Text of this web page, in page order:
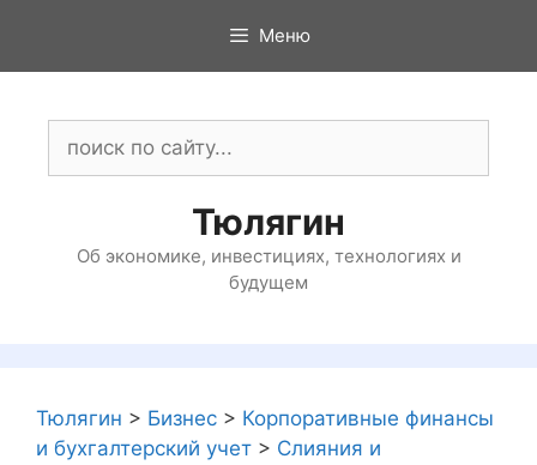
содержимому
Меню
Тюлягин
Об экономике, инвестициях, технологиях и
будущем
Тюлягин > Бизнес > Корпоративные финансы
и бухгалтерский учет > Слияния и